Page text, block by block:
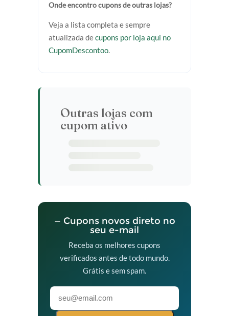
Onde encontro cupons de outras lojas?
Veja a lista completa e sempre
atualizada decupons por loja aqui no
CupomDescontoo.
Outras lojas com
cupom ativo
— Cupons novos direto no
seu e-mail
Receba os melhores cupons
verificados antes de todo mundo.
Grátis e sem spam.